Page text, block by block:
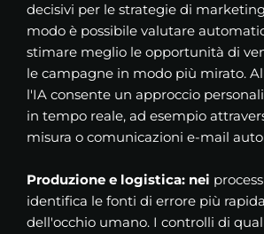
decisivi per le strategie di
modo è possibile valutare
stimare meglio le opportunità di
le campagne in modo più mirato.
l'IA consente un approccio
in tempo reale, ad esempio
misura o comunicazioni e-mail
Produzione e logistica: nei
identifica le fonti di errore più
dell'occhio umano. I controlli di